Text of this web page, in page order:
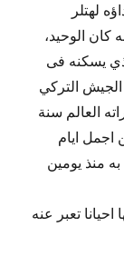
لهتلر
كان الوحيد،
يسكنه فى
الجيش التركي
العالم سنة
اجمل ايام
منذ يومين
تعبر عنه